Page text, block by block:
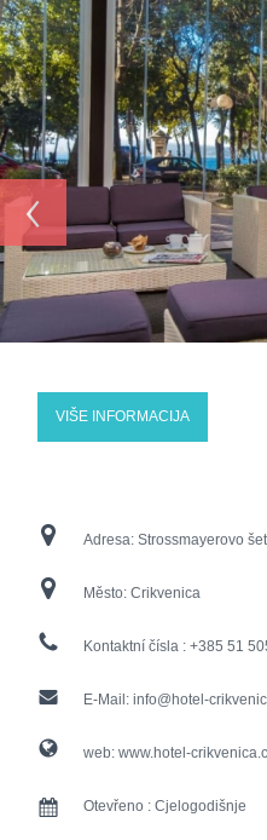
‹
VIŠE INFORMACIJA
Adresa: Strossmayerovo
Město: Crikvenica
Kontaktní čísla : +385 51
E-Mail: info@hotel-
web: www.hotel-
Otevřeno : Cjelogodišnje